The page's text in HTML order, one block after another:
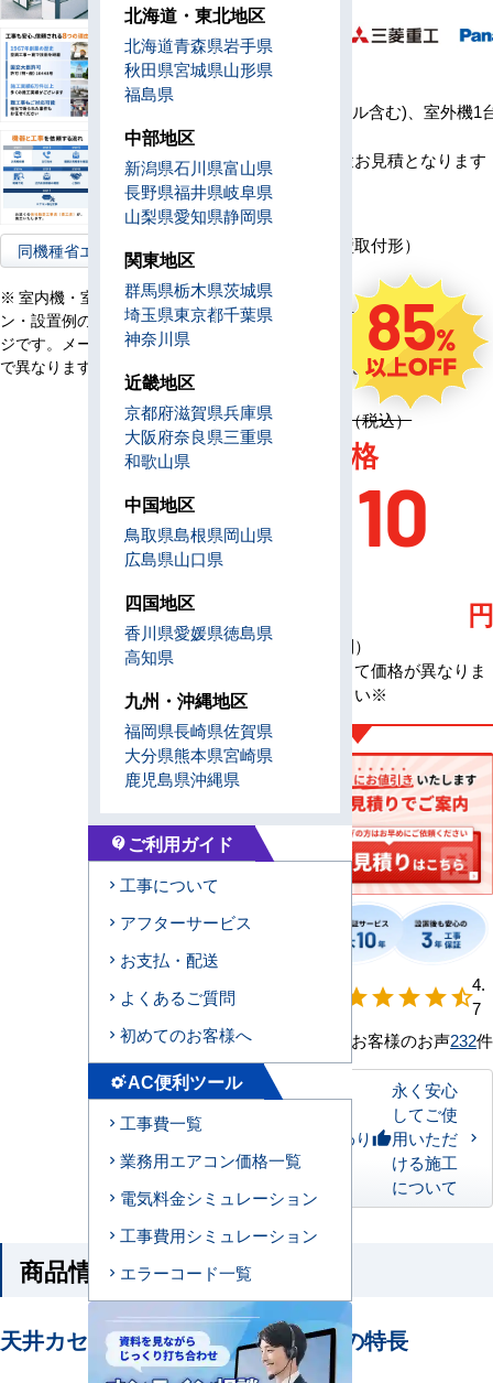
同機種省エネ型へ
※ 室内機・室外機・リモコ
ン・設置例の画像はイメー
ジです。メーカー、機種等
で異なります。
ー
内
容
室内機1台(パネル含む)、室外機1
※工事費は別途お見積となります
リ
モ
ン
ワイヤード（壁取付形）
電
源
単相200V／三相200V
1,338,700円（税込）
85
定価 1,338,700円（税込）
AC特別価格
188,10
0
円
（税込・工事費別）
※メーカーによって価格が異なりま
す、お問合せ下さい※
度
starstarstarstarstar_half
4.
7
お客様のお声232件
私たちのこだわりthumb_up
永く安心
してご使
用いただ
ける施工
について
商品情報
天井カセット形2方向吹出エアコンの特長
北海道・東北地区
北海道青森県岩手県
秋田県宮城県山形県
福島県
中部地区
新潟県石川県富山県
長野県福井県岐阜県
山梨県愛知県静岡県
関東地区
群馬県栃木県茨城県
埼玉県東京都千葉県
神奈川県
近畿地区
京都府滋賀県兵庫県
大阪府奈良県三重県
和歌山県
中国地区
鳥取県島根県岡山県
広島県山口県
四国地区
香川県愛媛県徳島県
高知県
九州・沖縄地区
福岡県長崎県佐賀県
大分県熊本県宮崎県
鹿児島県沖縄県
contact_support ご利用ガイド
工事について
アフターサービス
お支払・配送
よくあるご質問
初めてのお客様へ
settings_suggestAC便利ツール
工事費一覧
業務用エアコン価格一覧
電気料金シミュレーション
工事費用シミュレーション
エラーコード一覧